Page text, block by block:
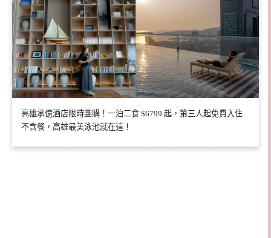
高雄承億酒店限時團購！一泊二食 $6799 起，第三人起免費入住
不含餐，高雄最美泳池就在這！